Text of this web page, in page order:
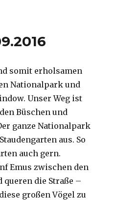
somit erholsamen
Nationalpark und
Unser Weg ist
Büschen und
ganze Nationalpark
aus. So
auch gern.
Emus zwischen den
die Straße –
großen Vögel zu